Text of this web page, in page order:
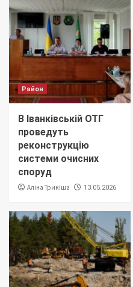
Район
В Іванківській ОТГ
проведуть
реконструкцію
системи очисних
споруд
Аліна Трикіша 13.05.2026